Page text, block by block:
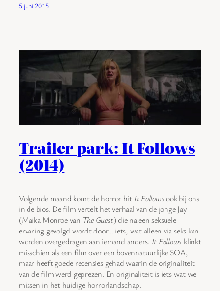
5 juni 2015
Trailer park: It Follows
(2014)
Volgende maand komt de horror hit It Followsook bij ons
in de bios. De film vertelt het verhaal van de jonge Jay
(Maika Monroe van The Guest) die na een seksuele
ervaring gevolgd wordt door… iets, wat alleen via seks kan
worden overgedragen aan iemand anders. It Follows klinkt
misschien als een film over een bovennatuurlijke SOA,
maar heeft goede recensies gehad waarin de originaliteit
van de film werd geprezen. En originaliteit is iets wat we
missen in het huidige horrorlandschap.